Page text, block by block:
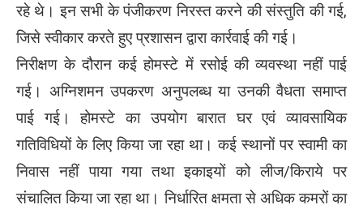
रहे थे। इन सभी के पंजीकरण निरस्त करने की संस्तुति की गई,
जिसे स्वीकार करते हुए प्रशासन द्वारा कार्रवाई की गई।
निरीक्षण के दौरान कई होमस्टे में रसोई की व्यवस्था नहीं पाई
गई। अग्निशमन उपकरण अनुपलब्ध या उनकी वैधता समाप्त
पाई गई। होमस्टे का उपयोग बारात घर एवं व्यावसायिक
गतिविधियों के लिए किया जा रहा था। कई स्थानों पर स्वामी का
निवास नहीं पाया गया तथा इकाइयों को लीज/किराये पर
संचालित किया जा रहा था। निर्धारित क्षमता से अधिक कमरों का